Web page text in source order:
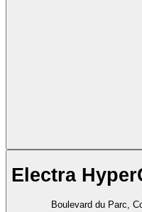
Electra
Boulevard du Parc,